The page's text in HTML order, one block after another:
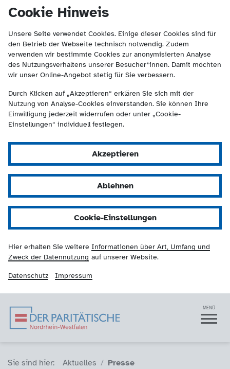
Cookie Hinweis
Unsere Seite verwendet Cookies. Einige dieser Cookies sind für
den Betrieb der Webseite technisch notwendig. Zudem
verwenden wir bestimmte Cookies zur anonymisierten Analyse
des Nutzungsverhaltens unserer Besucher*innen. Damit möchten
wir unser Online-Angebot stetig für Sie verbessern.
Durch Klicken auf „Akzeptieren“ erklären Sie sich mit der
Nutzung von Analyse-Cookies einverstanden. Sie können Ihre
Einwilligung jederzeit widerrufen oder unter „Cookie-
Einstellungen“ individuell festlegen.
Akzeptieren
Ablehnen
Cookie-Einstellungen
Hier erhalten Sie weitere Informationen über Art, Umfang und
Zweck der Datennutzung auf unserer Website.
Datenschutz Impressum
Der Paritätische NRW
springen
(Kontakt und Suche) springen.
Navigation MENÜ
Sie sind hier (Breadcrumb)
Sie sind hier: Aktuelles Presse